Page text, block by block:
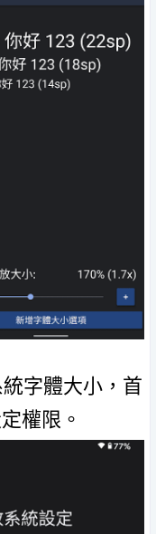
字體大小，首
權限。